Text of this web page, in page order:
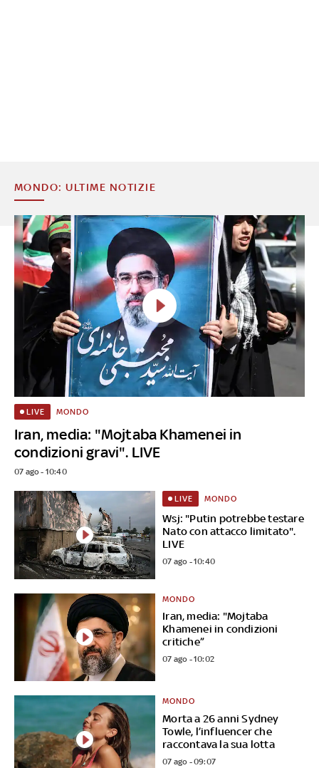
MONDO: ULTIME NOTIZIE
Iran, media: "Mojtaba Khamenei in
condizioni gravi". LIVE
LIVE MONDO
07 ago - 10:40
Wsj: "Putin potrebbe testare
Nato con attacco limitato".
LIVE
LIVE MONDO
07 ago - 10:40
Iran, media: "Mojtaba
Khamenei in condizioni
critiche”
MONDO
07 ago - 10:02
Morta a 26 anni Sydney
Towle, l’influencer che
raccontava la sua lotta
MONDO
07 ago - 09:07